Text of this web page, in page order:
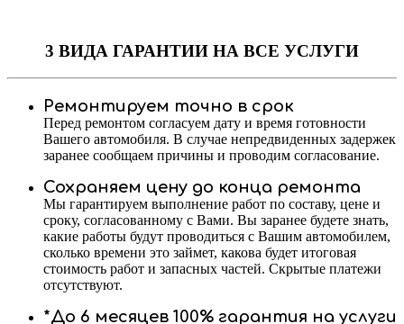
3 ВИДА ГАРАНТИИ НА ВСЕ УСЛУГИ
Ремонтируем точно в срок
Перед ремонтом согласуем дату и время готовности
Вашего автомобиля. В случае непредвиденных задержек
заранее сообщаем причины и проводим согласование.
Сохраняем цену до конца ремонта
Мы гарантируем выполнение работ по составу, цене и
сроку, согласованному с Вами. Вы заранее будете знать,
какие работы будут проводиться с Вашим автомобилем,
сколько времени это займет, какова будет итоговая
стоимость работ и запасных частей. Скрытые платежи
отсутствуют.
*До 6 месяцев 100% гарантия на услуги